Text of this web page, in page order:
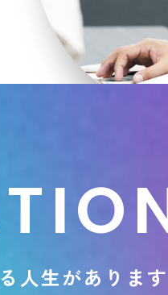
TIO
る 人生があ り ま す